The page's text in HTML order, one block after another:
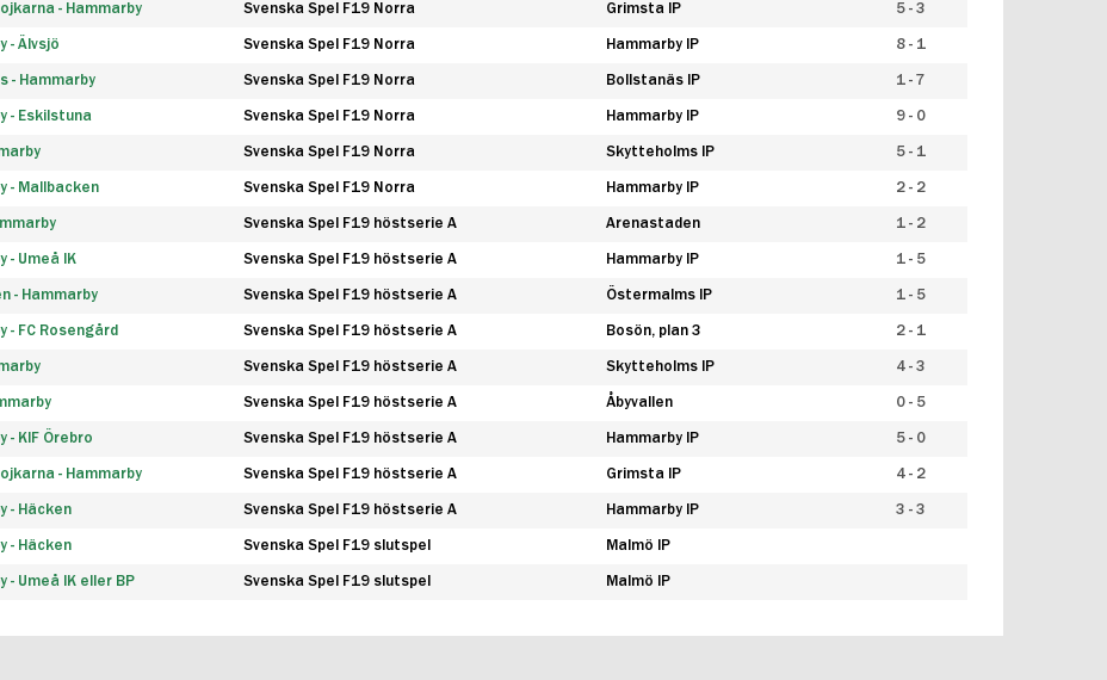
- Hammarby Svenska Spel F19 Norra Grimsta IP 5 - 3
- Älvsjö Svenska Spel F19 Norra Hammarby IP 8 - 1
- Hammarby Svenska Spel F19 Norra Bollstanäs IP 1 - 7
- Eskilstuna Svenska Spel F19 Norra Hammarby IP 9 - 0
Svenska Spel F19 Norra Skytteholms IP 5 - 1
- Mallbacken Svenska Spel F19 Norra Hammarby IP 2 - 2
Svenska Spel F19 höstserie A Arenastaden 1 - 2
- Umeå IK Svenska Spel F19 höstserie A Hammarby IP 1 - 5
- Hammarby Svenska Spel F19 höstserie A Östermalms IP 1 - 5
- FC Rosengård Svenska Spel F19 höstserie A Bosön, plan 3 2 - 1
Svenska Spel F19 höstserie A Skytteholms IP 4 - 3
Svenska Spel F19 höstserie A Åbyvallen 0 - 5
- KIF Örebro Svenska Spel F19 höstserie A Hammarby IP 5 - 0
- Hammarby Svenska Spel F19 höstserie A Grimsta IP 4 - 2
- Häcken Svenska Spel F19 höstserie A Hammarby IP 3 - 3
- Häcken Svenska Spel F19 slutspel Malmö IP
- Umeå IK eller BP Svenska Spel F19 slutspel Malmö IP